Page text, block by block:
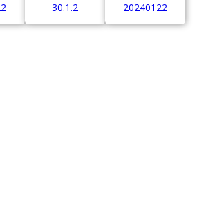
30.1.2
20240122